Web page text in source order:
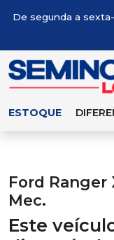
De segunda a
ESTOQUE
Ford Ranger
Mec.
Este